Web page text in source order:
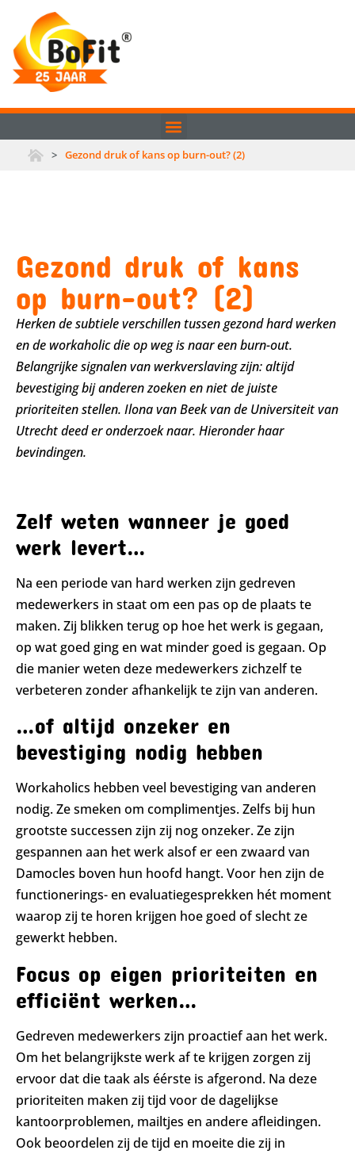
> Gezond druk of kans op burn-out? (2)
Gezond druk of kans
op burn-out? (2)
Herken de subtiele verschillen tussen gezond hard werken
en de workaholic die op weg is naar een burn-out.
Belangrijke signalen van werkverslaving zijn: altijd
bevestiging bij anderen zoeken en niet de juiste
prioriteiten stellen. Ilona van Beek van de Universiteit van
Utrecht deed er onderzoek naar. Hieronder haar
bevindingen.
Zelf weten wanneer je goed
werk levert…
Na een periode van hard werken zijn gedreven
medewerkers in staat om een pas op de plaats te
maken. Zij blikken terug op hoe het werk is gegaan,
op wat goed ging en wat minder goed is gegaan. Op
die manier weten deze medewerkers zichzelf te
verbeteren zonder afhankelijk te zijn van anderen.
…of altijd onzeker en
bevestiging nodig hebben
Workaholics hebben veel bevestiging van anderen
nodig. Ze smeken om complimentjes. Zelfs bij hun
grootste successen zijn zij nog onzeker. Ze zijn
gespannen aan het werk alsof er een zwaard van
Damocles boven hun hoofd hangt. Voor hen zijn de
functionerings- en evaluatiegesprekken hét moment
waarop zij te horen krijgen hoe goed of slecht ze
gewerkt hebben.
Focus op eigen prioriteiten en
efficiënt werken…
Gedreven medewerkers zijn proactief aan het werk.
Om het belangrijkste werk af te krijgen zorgen zij
ervoor dat die taak als éérste is afgerond. Na deze
prioriteiten maken zij tijd voor de dagelijkse
kantoorproblemen, mailtjes en andere afleidingen.
Ook beoordelen zij de tijd en moeite die zij in